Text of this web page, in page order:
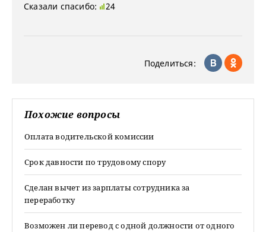
Сказали спасибо: 24
Поделиться:
Похожие вопросы
Оплата водительской комиссии
Срок давности по трудовому спору
Сделан вычет из зарплаты сотрудника за
переработку
Возможен ли перевод с одной должности от одного